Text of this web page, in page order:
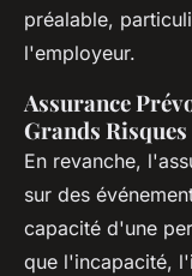
préalable,
l'employeur.
Assurance
Grands Risques
En revanche,
sur des
capacité d'une
que l'incapacité,